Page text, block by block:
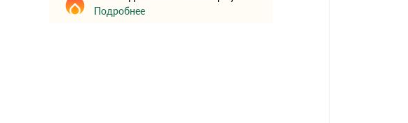
Подробнее